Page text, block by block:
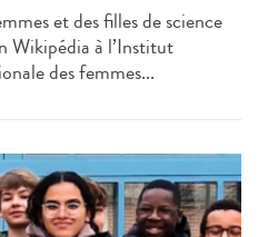
et des filles de science
Wikipédia à l’Institut
des femmes...